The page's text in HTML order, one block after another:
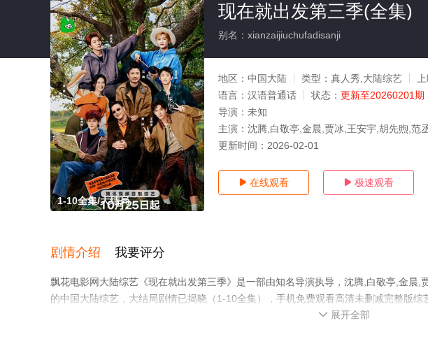
1-10全集/大结局
现在就出发第三季(全集)
别名：xianzaijiuchufadisanji
地区： 中国大陆 类型： 真人秀,大陆综艺
语言： 汉语普通话 状态： 更新至20260201期
导演： 未知
主演： 沈腾,白敬亭,金晨,贾冰,王安宇,胡先煦,范
更新时间： 2026-02-01
 在线观看  极速观看
剧情介绍 我要评分
飘花电影网大陆综艺《现在就出发第三季》是一部由知名导演执导，沈腾,白敬亭,金晨,
的中国大陆综艺，大结局剧情已揭晓（1-10全集），手机免费观看高清未删减完整版
 展开全部